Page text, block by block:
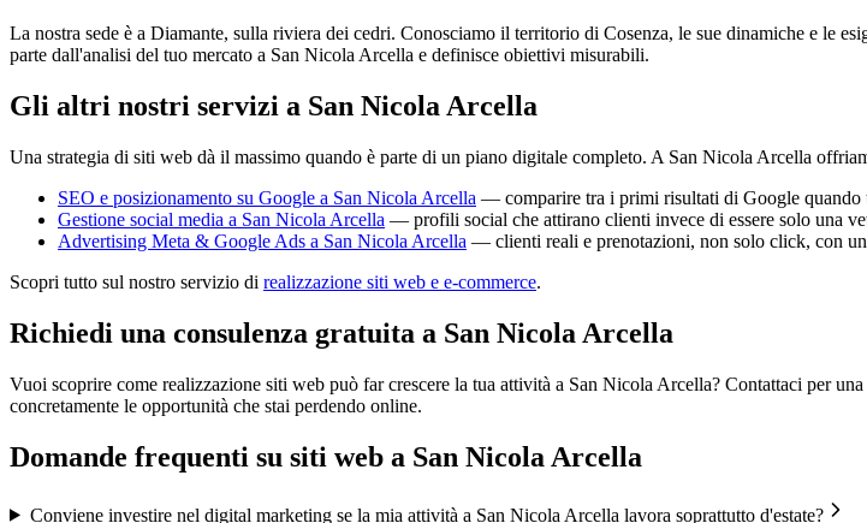
La nostra sede è a Diamante, sulla riviera dei cedri. Conosciamo il territorio di Cosenza, le sue dinamiche e le
parte dall'analisi del tuo mercato a San Nicola Arcella e definisce obiettivi misurabili.
Gli altri nostri servizi a San Nicola Arcella
Una strategia di siti web dà il massimo quando è parte di un piano digitale completo. A San Nicola Arcella
SEO e posizionamento su Google a San Nicola Arcella — comparire tra i primi risultati di Google quando
Gestione social media a San Nicola Arcella — profili social che attirano clienti invece di essere solo una
Advertising Meta & Google Ads a San Nicola Arcella — clienti reali e prenotazioni, non solo click, con
Scopri tutto sul nostro servizio di realizzazione siti web e e-commerce.
Richiedi una consulenza gratuita a San Nicola Arcella
Vuoi scoprire come realizzazione siti web può far crescere la tua attività a San Nicola Arcella? Contattaci per
concretamente le opportunità che stai perdendo online.
Domande frequenti su siti web a San Nicola Arcella
Conviene investire nel digital marketing se la mia attività a San Nicola Arcella lavora soprattutto d'estate?